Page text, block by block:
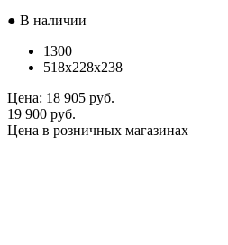
● В наличии
1300
518x228x238
Цена: 18 905 руб.
19 900 руб.
Цена в розничных магазинах